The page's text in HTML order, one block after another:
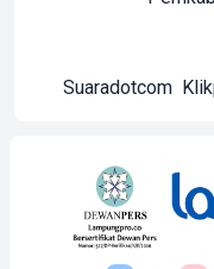
Suaradotcom